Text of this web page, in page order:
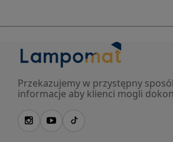
Przekazujemy w przystępny
informacje aby klienci mogli